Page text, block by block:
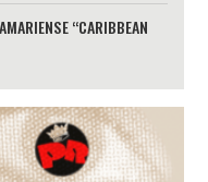
“CARIBBEAN